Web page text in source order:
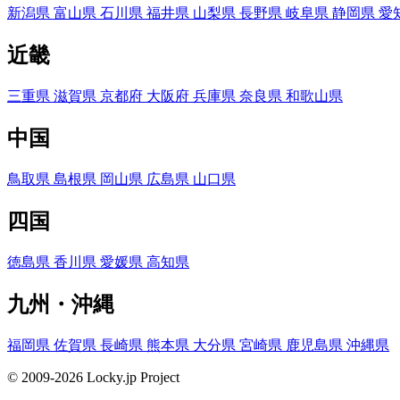
新潟県 富山県 石川県 福井県 山梨県 長野県 岐阜県 静岡県 愛
近畿
三重県 滋賀県 京都府 大阪府 兵庫県 奈良県 和歌山県
中国
鳥取県 島根県 岡山県 広島県 山口県
四国
徳島県 香川県 愛媛県 高知県
九州・沖縄
福岡県 佐賀県 長崎県 熊本県 大分県 宮崎県 鹿児島県 沖縄県
© 2009-2026 Locky.jp Project